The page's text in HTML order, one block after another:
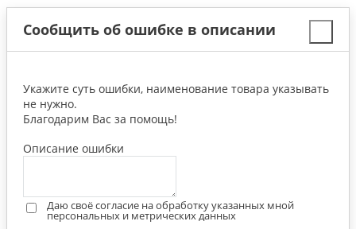
Сообщить об ошибке в описании
Укажите суть ошибки, наименование товара указывать
не нужно.
Благодарим Вас за помощь!
Описание ошибки
Даю своё согласие на обработку указанных мной
персональных и метрических данных